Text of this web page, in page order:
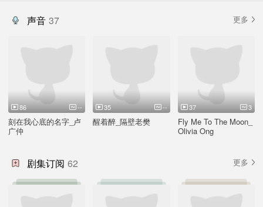
声音 37 更多
刻在我心底的名字_卢
广仲
86 --
醒着醉_隔壁老樊
35 --
Fly Me To The Moon_
Olivia Ong
37 3
剧集订阅 62 更多